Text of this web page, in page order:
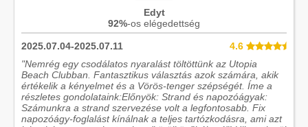
Edyt
92%-os elégedettség
2025.07.04-2025.07.11
4.6
"Nemrég egy csodálatos nyaralást töltöttünk az Utopia
Beach Clubban. Fantasztikus választás azok számára, akik
értékelik a kényelmet és a Vörös-tenger szépségét. Íme a
részletes gondolataink:Előnyök: Strand és napozóágyak:
Számunkra a strand szervezése volt a legfontosabb. Fix
napozóágy-foglalást kínálnak a teljes tartózkodásra, ami azt